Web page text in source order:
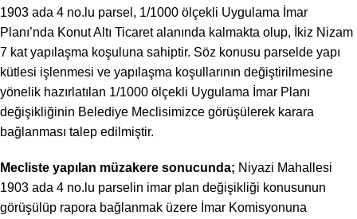
1903 ada 4 no.lu parsel, 1/1000 ölçekli Uygulama İmar
Planı’nda Konut Altı Ticaret alanında kalmakta olup, İkiz Nizam
7 kat yapılaşma koşuluna sahiptir. Söz konusu parselde yapı
kütlesi işlenmesi ve yapılaşma koşullarının değiştirilmesine
yönelik hazırlatılan 1/1000 ölçekli Uygulama İmar Planı
değişikliğinin Belediye Meclisimizce görüşülerek karara
bağlanması talep edilmiştir.
Mecliste yapılan müzakere sonucunda; Niyazi Mahallesi
1903 ada 4 no.lu parselin imar plan değişikliği konusunun
görüşülüp rapora bağlanmak üzere İmar Komisyonuna